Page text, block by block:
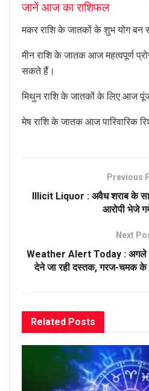
जानें आज का राशिफल
मकर राशि के जातकों के शुभ योग बन
मीन राशि के जातक आज महत्वपूर्ण
सकते हैं।
मिथुन राशि के जातकों के लिए आज
मेष राशि के जातक आज पारिवारिक
Previous
Illicit Liquor : अवैध शराब के
आरोपी भेजे
Next
Weather Alert Today : अगले
देने जा रही दस्तक, गरज-चमक के
Related Posts